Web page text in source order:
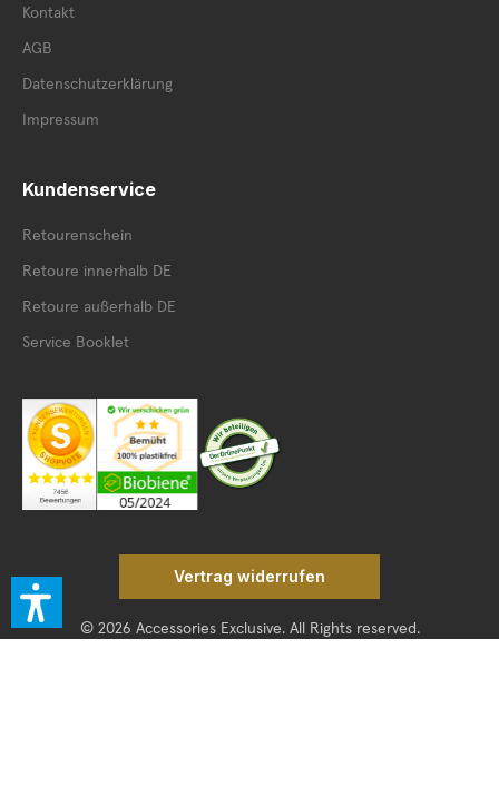
Kontakt
AGB
Datenschutzerklärung
Impressum
Kundenservice
Retourenschein
Retoure innerhalb DE
Retoure außerhalb DE
Service Booklet
Vertrag widerrufen
© 2026 Accessories Exclusive. All Rights reserved.